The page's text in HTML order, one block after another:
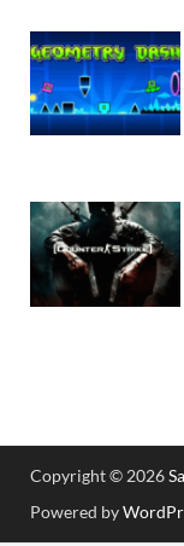
Copyright © 2026
Powered by